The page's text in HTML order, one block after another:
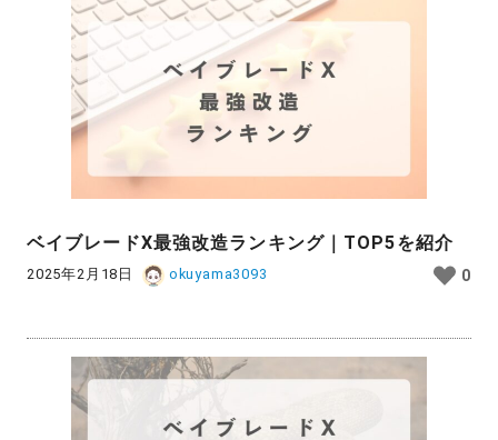
ベイブレードX最強改造ランキング｜TOP5を紹介
2025年2月18日 okuyama3093 0